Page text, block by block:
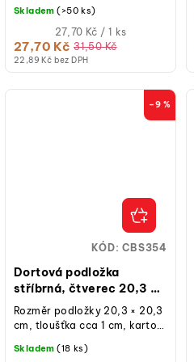
22,89 Kč bez DPH
27,70 Kč 31,50 Kč
Měrná
cena:
27,70 Kč / 1 ks
Skladem (>50 ks)
–9 %
Dortová podložka
stříbrná, čtverec 20,3 x
20,3 cm, výška 10 mm
Skladem (18 ks)
Rozměr podložky 20,3 × 20,3
cm, tloušťka cca 1 cm, karton
KÓD:CBS354